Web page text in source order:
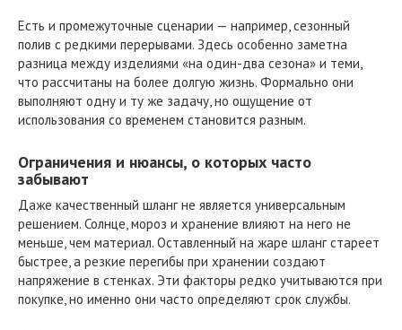
Есть и промежуточные сценарии — например, сезонный
полив с редкими перерывами. Здесь особенно заметна
разница между изделиями «на один-два сезона» и теми,
что рассчитаны на более долгую жизнь. Формально они
выполняют одну и ту же задачу, но ощущение от
использования со временем становится разным.
Ограничения и нюансы, о которых часто
забывают
Даже качественный шланг не является универсальным
решением. Солнце, мороз и хранение влияют на него не
меньше, чем материал. Оставленный на жаре шланг стареет
быстрее, а резкие перегибы при хранении создают
напряжение в стенках. Эти факторы редко учитываются при
покупке, но именно они часто определяют срок службы.